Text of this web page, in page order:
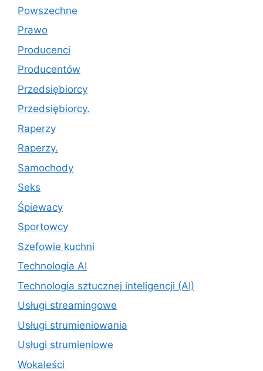
Powszechne
Prawo
Producenci
Producentów
Przedsiębiorcy
Przedsiębiorcy.
Raperzy
Raperzy.
Samochody
Seks
Śpiewacy
Sportowcy
Szefowie kuchni
Technologia AI
Technologia sztucznej inteligencji (AI)
Usługi streamingowe
Usługi strumieniowania
Usługi strumieniowe
Wokaleści